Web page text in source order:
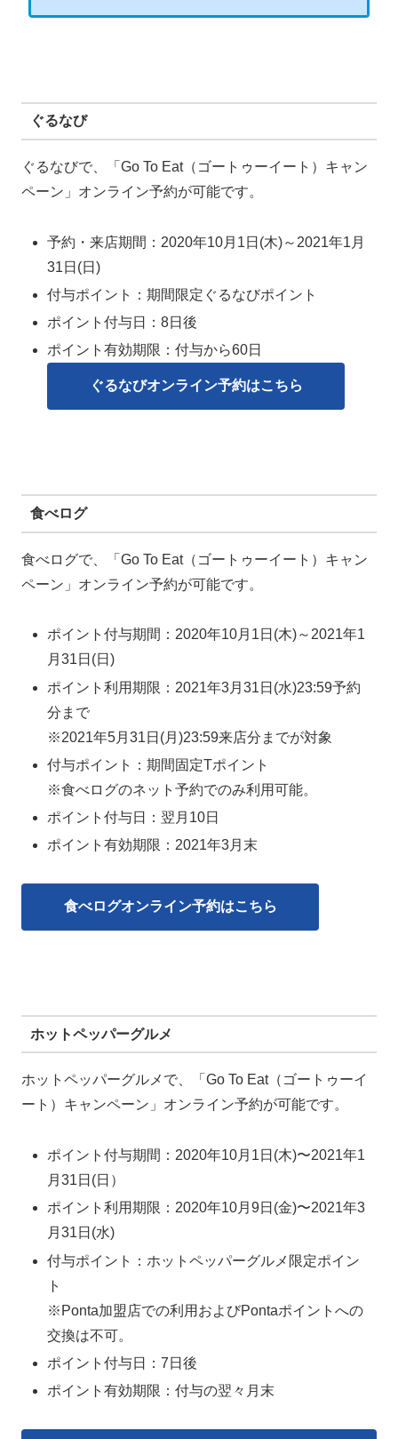
ぐるなび
ぐるなびで、「Go To Eat（ゴートゥーイート）キャン
ペーン」オンライン予約が可能です。
予約・来店期間：2020年10月1日(木)～2021年1月
31日(日)
付与ポイント：期間限定ぐるなびポイント
ポイント付与日：8日後
ポイント有効期限：付与から60日
ぐるなびオンライン予約はこちら
食べログ
食べログで、「Go To Eat（ゴートゥーイート）キャン
ペーン」オンライン予約が可能です。
ポイント付与期間：2020年10月1日(木)～2021年1
月31日(日)
ポイント利用期限：2021年3月31日(水)23:59予約
分まで
※2021年5月31日(月)23:59来店分までが対象
付与ポイント：期間固定Tポイント
※食べログのネット予約でのみ利用可能。
ポイント付与日：翌月10日
ポイント有効期限：2021年3月末
食べログオンライン予約はこちら
ホットペッパーグルメ
ホットペッパーグルメで、「Go To Eat（ゴートゥーイ
ート）キャンペーン」オンライン予約が可能です。
ポイント付与期間：2020年10月1日(木)〜2021年1
月31日(日）
ポイント利用期限：2020年10月9日(金)〜2021年3
月31日(水)
付与ポイント：ホットペッパーグルメ限定ポイン
ト
※Ponta加盟店での利用およびPontaポイントへの
交換は不可。
ポイント付与日：7日後
ポイント有効期限：付与の翌々月末